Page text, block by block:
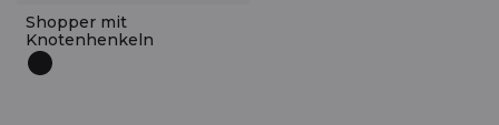
Shopper mit
Knotenhenkeln